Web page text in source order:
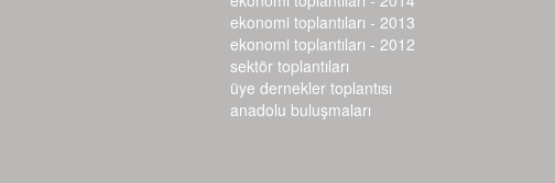
ekonomi toplantıları - 2013
ekonomi toplantıları - 2012
sektör toplantıları
üye dernekler toplantısı
anadolu buluşmaları